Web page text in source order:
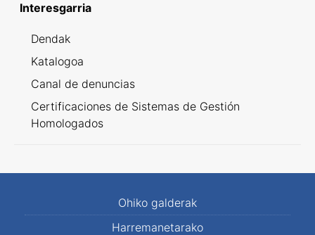
Interesgarria
Dendak
Katalogoa
Canal de denuncias
Certificaciones de Sistemas de Gestión
Homologados
Ohiko galderak
Harremanetarako